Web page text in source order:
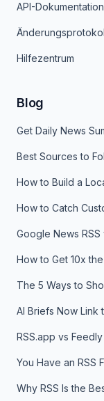
API-Dokumentation
Änderungsprotokoll
Hilfezentrum
Blog